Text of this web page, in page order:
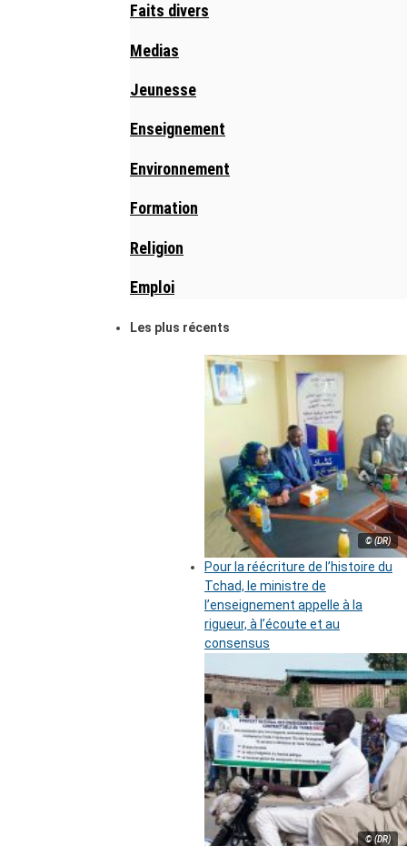
Faits divers
Medias
Jeunesse
Enseignement
Environnement
Formation
Religion
Emploi
Les plus récents
© (DR)
Pour la réécriture de l’histoire du
Tchad, le ministre de
l’enseignement appelle à la
rigueur, à l’écoute et au
consensus
© (DR)